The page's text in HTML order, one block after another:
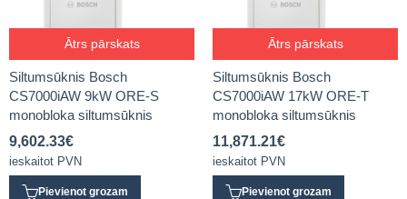
Ātrs pārskats
Siltumsūknis Bosch
CS7000iAW 9kW ORE-S
monobloka siltumsūknis
9,602.33€
ieskaitot PVN
Pievienot grozam
Ātrs pārskats
Siltumsūknis Bosch
CS7000iAW 17kW ORE-T
monobloka siltumsūknis
11,871.21€
ieskaitot PVN
Pievienot grozam